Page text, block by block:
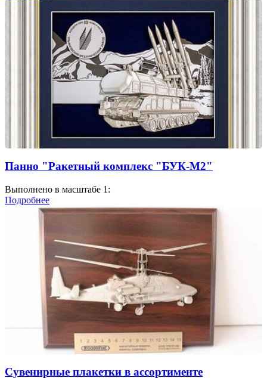
Панно "Ракетный комплекс "БУК-М2"
Выполнено в масштабе 1:
Подробнее
Сувенирные плакетки в ассортименте